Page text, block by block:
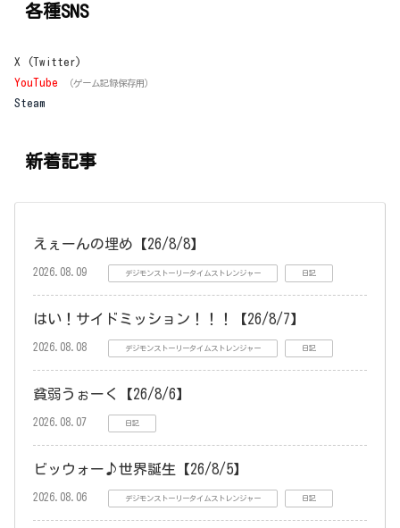
各種SNS
X (Twitter)
YouTube
（ゲーム記録保存用）
Steam
新着記事
えぇーんの埋め【26/8/8】
2026.08.09 デジモンストーリータイムストレンジャー 日記
はい！サイドミッション！！！【26/8/7】
2026.08.08 デジモンストーリータイムストレンジャー 日記
貧弱うぉーく【26/8/6】
2026.08.07 日記
ビッウォー♪世界誕生【26/8/5】
2026.08.06 デジモンストーリータイムストレンジャー 日記